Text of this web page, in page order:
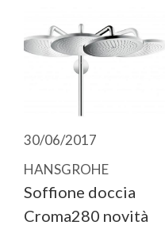
30/06/2017
HANSGROHE
Soffione doccia
Croma280 novità